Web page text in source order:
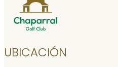
UBICACIÓN